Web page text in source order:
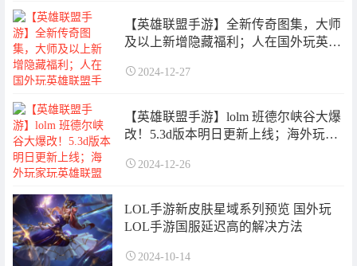
【英雄联盟手游】全新传奇图集，大师
及以上新增隐藏福利；人在国外玩英雄
2024-12-27
【英雄联盟手游】lolm 班德尔峡谷大爆
改！5.3d版本明日更新上线；海外玩家
办？2024-12-26
LOL手游新皮肤星域系列预览 国外玩
LOL手游国服延迟高的解决方法
2024-10-14